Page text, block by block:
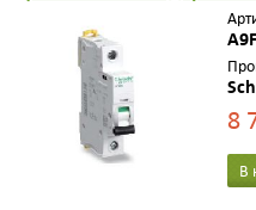
8
В